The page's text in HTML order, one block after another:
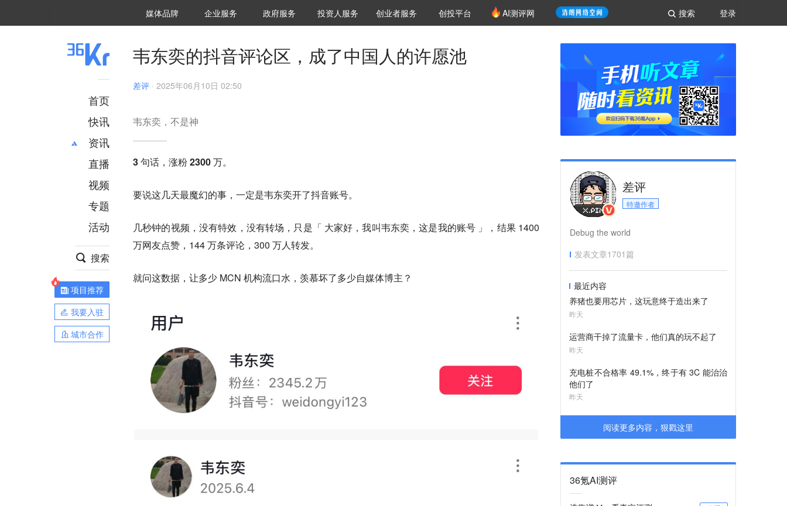
登录
搜索
媒体品牌 36Kr研究院
企业服务 城市之窗
政府服务 VClub投资机构库
投资机构职位推介
投资人服务 创投氪堂
创业者服务 创投平台 AI测评网
首页
快讯
资讯
推荐
财经
项目推荐
安徽
直播
视频
专题
活动
搜索
项目推荐
我要入驻
城市合作
韦东奕的抖音评论区，成了中国人的许愿池
差评 · 2025年06月10日 02:50
韦东奕，不是神
3 句话，涨粉 2300 万。
要说这几天最魔幻的事，一定是韦东奕开了抖音账号。
几秒钟的视频，没有特效，没有转场，只是「 大家好，我叫韦东奕，这是我的账号 」，结果 1400
万网友点赞，144 万条评论，300 万人转发。
就问这数据，让多少 MCN 机构流口水，羡慕坏了多少自媒体博主？
差评
特邀作者
Debug the world
发表文章1701篇
最近内容
养猪也要用芯片，这玩意终于造出来了
昨天
运营商干掉了流量卡，他们真的玩不起了
昨天
充电桩不合格率 49.1%，终于有 3C 能治治
他们了
昨天
阅读更多内容，狠戳这里
36氪AI测评